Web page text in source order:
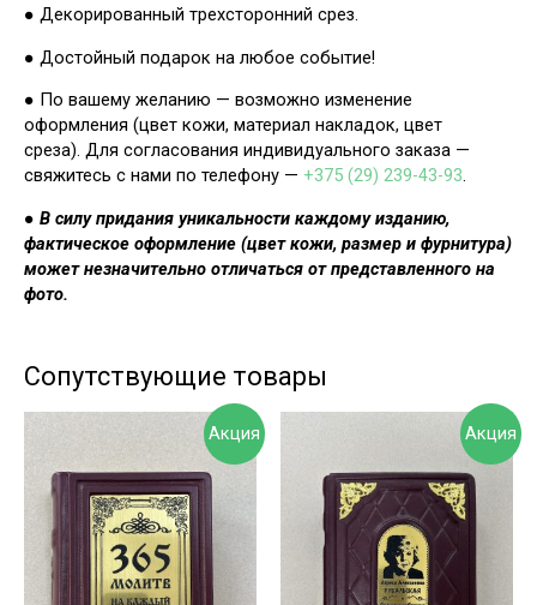
● Декорированный трехсторонний срез.
● Достойный подарок на любое событие!
● По вашему желанию — возможно изменение
оформления (цвет кожи, материал накладок, цвет
среза). Для согласования индивидуального заказа —
свяжитесь с нами по телефону — +375 (29) 239-43-93.
● В силу придания уникальности каждому изданию,
фактическое оформление (цвет кожи, размер и фурнитура)
может незначительно отличаться от представленного на
фото.
Сопутствующие товары
Акция Акция